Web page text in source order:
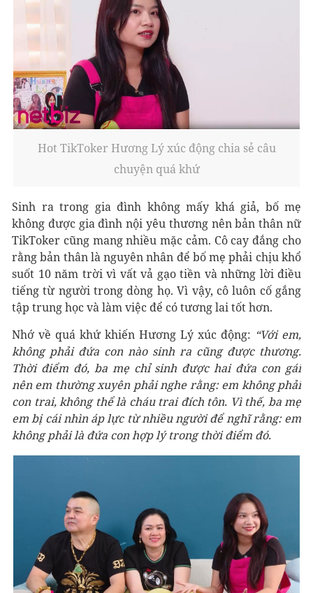
Hot TikToker Hương Lý xúc động chia sẻ câu
chuyện quá khứ
Sinh ra trong gia đình không mấy khá giả, bố mẹ
không được gia đình nội yêu thương nên bản thân nữ
TikToker cũng mang nhiều mặc cảm. Cô cay đắng cho
rằng bản thân là nguyên nhân để bố mẹ phải chịu khổ
suốt 10 năm trời vì vất vả gạo tiền và những lời điều
tiếng từ người trong dòng họ. Vì vậy, cô luôn cố gắng
tập trung học và làm việc để có tương lai tốt hơn.
Nhớ về quá khứ khiến Hương Lý xúc động: “Với em,
không phải đứa con nào sinh ra cũng được thương.
Thời điểm đó, ba mẹ chỉ sinh được hai đứa con gái
nên em thường xuyên phải nghe rằng: em không phải
con trai, không thể là cháu trai đích tôn. Vì thế, ba mẹ
em bị cái nhìn áp lực từ nhiều người để nghĩ rằng: em
không phải là đứa con hợp lý trong thời điểm đó.